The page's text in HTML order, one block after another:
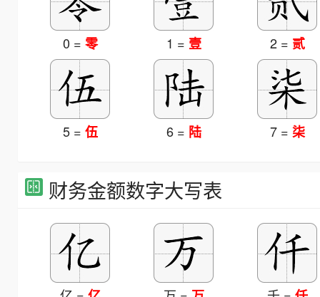
0 = 零 1 = 壹 2 = 贰
5 = 伍 6 = 陆 7 = 柒
财务金额数字大写表